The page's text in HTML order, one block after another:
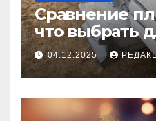
Сравнение
что выбрать
долговечного
покрытия
04.12.2025